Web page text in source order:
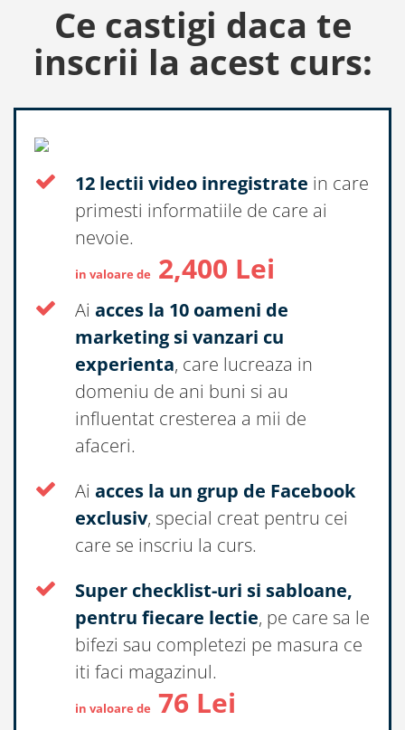
Ce castigi daca te
inscrii la acest curs:
12 lectii video inregistrate in care
primesti informatiile de care ai
nevoie.
in valoare de 2,400 Lei
Ai acces la 10 oameni de
marketing si vanzari cu
experienta, care lucreaza in
domeniu de ani buni si au
influentat cresterea a mii de
afaceri.
Ai acces la un grup de Facebook
exclusiv, special creat pentru cei
care se inscriu la curs.
Super checklist-uri si sabloane,
pentru fiecare lectie, pe care sa le
bifezi sau completezi pe masura ce
iti faci magazinul.
in valoare de 76 Lei